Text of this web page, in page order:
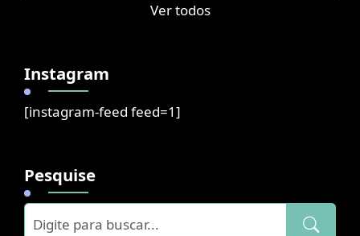
Ver todos
Instagram
[instagram-feed feed=1]
Pesquise